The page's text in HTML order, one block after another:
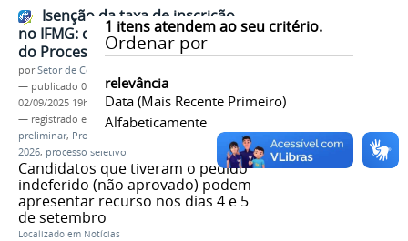
1 itens atendem ao seu critério.
Ordenar por
relevância
Data (mais Recente Primeiro)
Alfabeticamente
Isenção da taxa de inscrição
no IFMG: confira a lista preliminar
do Processo Seletivo 2026
porSetor de Comunicação
— publicado 02/09/2025—última modificação
02/09/2025 19h03
— registrado em:
Isenção,taxa de inscrição
preliminar, Processo Seletivo 2026
vestibular
2026, processo seletivo
Candidatos que tiveram o pedido
indeferido (não aprovado) podem
apresentar recurso nos dias 4 e 5
de setembro
Localizado em Notícias